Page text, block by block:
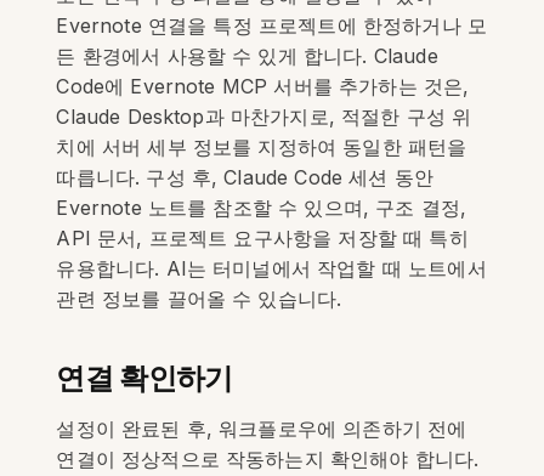
Evernote 연결을 특정 프로젝트에 한정하거나 모
든 환경에서 사용할 수 있게 합니다. Claude
Code에 Evernote MCP 서버를 추가하는 것은,
Claude Desktop과 마찬가지로, 적절한 구성 위
치에 서버 세부 정보를 지정하여 동일한 패턴을
따릅니다. 구성 후, Claude Code 세션 동안
Evernote 노트를 참조할 수 있으며, 구조 결정,
API 문서, 프로젝트 요구사항을 저장할 때 특히
유용합니다. AI는 터미널에서 작업할 때 노트에서
관련 정보를 끌어올 수 있습니다.
연결 확인하기
설정이 완료된 후, 워크플로우에 의존하기 전에
연결이 정상적으로 작동하는지 확인해야 합니다.